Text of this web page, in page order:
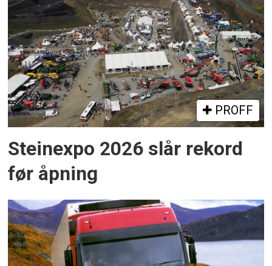
PROFF
Steinexpo 2026 slår rekord
før åpning